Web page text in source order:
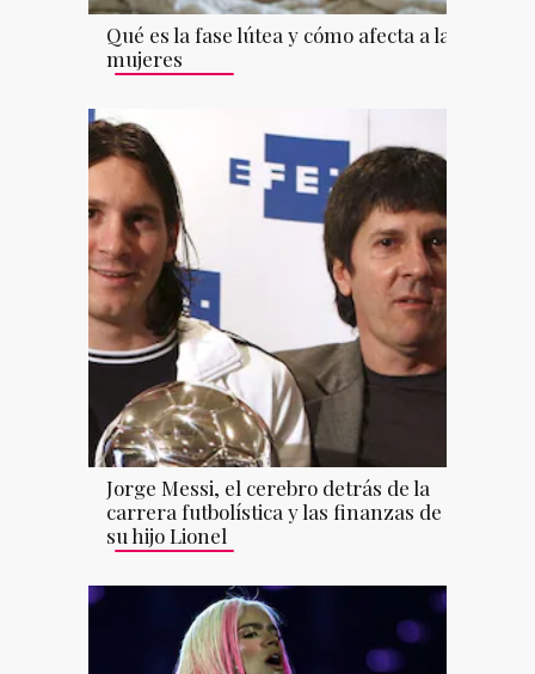
Qué es la fase lútea y cómo afecta a las
mujeres
Jorge Messi, el cerebro detrás de la
carrera futbolística y las finanzas de
su hijo Lionel